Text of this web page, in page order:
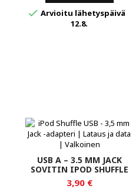
 Arvioitu lähetyspäivä
12.8.
USB A – 3.5 MM JACK
SOVITIN IPOD SHUFFLE
3,90 €